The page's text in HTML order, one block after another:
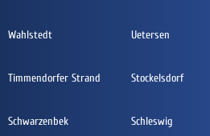
Wahlstedt Uetersen
Timmendorfer Strand Stockelsdorf
Schwarzenbek Schleswig